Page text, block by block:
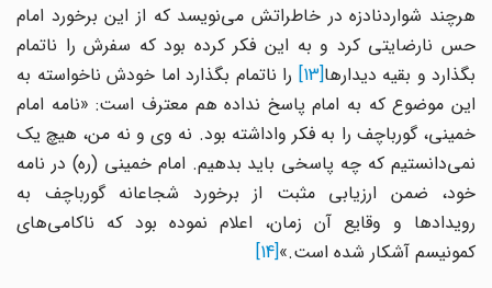
هرچند شواردنادزه در خاطراتش می‌نویسد که از این برخورد امام
حس نارضایتی کرد و به این فکر کرده بود که سفرش را ناتمام
بگذارد و بقیه دیدارها[13]
را ناتمام بگذارد اما خودش ناخواسته به
این موضوع که به امام پاسخ نداده هم معترف است: «نامه امام
خمینی، گورباچف را به فکر واداشته بود. نه وی و نه من، هیچ یک
نمی‌دانستیم که چه پاسخی باید بدهیم. امام خمینی (ره) در نامه
خود، ضمن ارزیابی مثبت از برخورد شجاعانه گورباچف به
رویدادها و وقایع آن زمان، اعلام نموده بود که ناکامی‌های
کمونیسم آشکار شده است.»[14]